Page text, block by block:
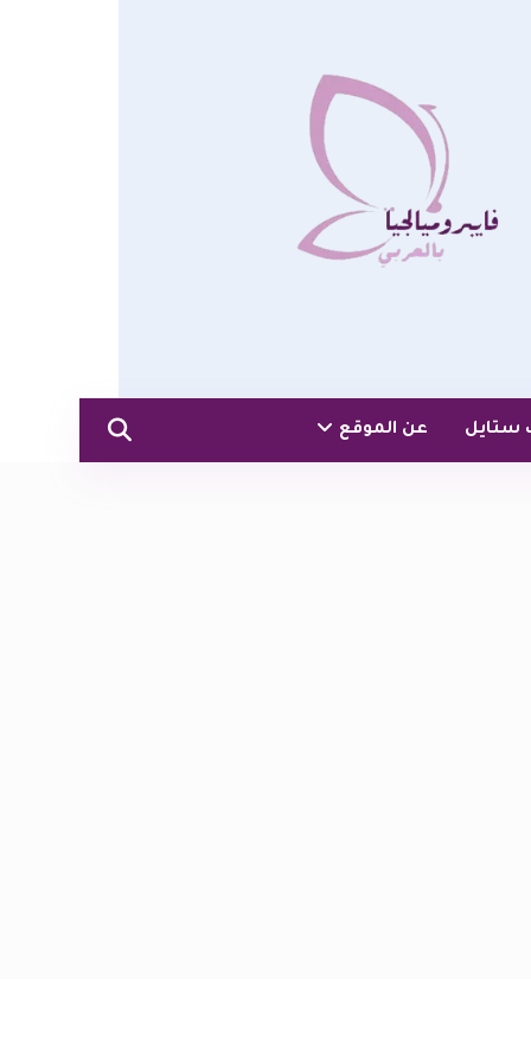
ستايل عن الموقع